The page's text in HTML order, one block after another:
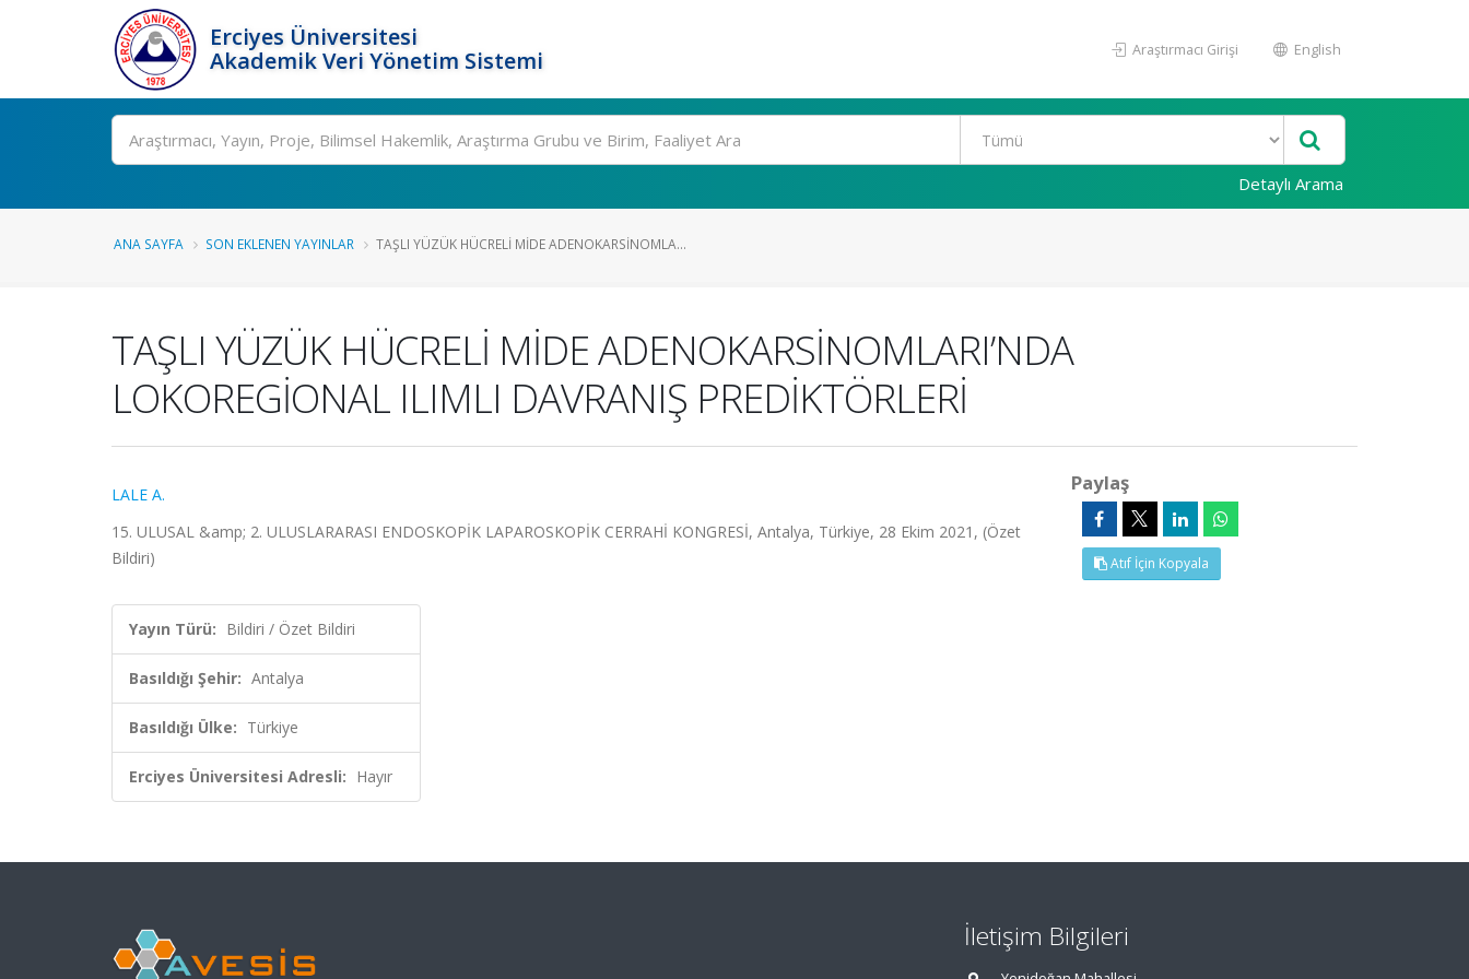
Erciyes Üniversitesi
Akademik Veri Yönetim Sistemi
Araştırmacı Girişi English
Ara
Detaylı Arama
ANA SAYFA SON EKLENEN YAYINLAR TAŞLI YÜZÜK HÜCRELİ MİDE ADENOKARSİNOMLA...
TAŞLI YÜZÜK HÜCRELİ MİDE ADENOKARSİNOMLARI’NDA
LOKOREGİONAL ILIMLI DAVRANIŞ PREDİKTÖRLERİ
LALE A.
15. ULUSAL &amp; 2. ULUSLARARASI ENDOSKOPİK LAPAROSKOPİK CERRAHİ KONGRESİ, Antalya, Türkiye, 28 Ekim 2021, (Özet
Bildiri)
Yayın Türü: Bildiri / Özet Bildiri
Basıldığı Şehir: Antalya
Basıldığı Ülke: Türkiye
Erciyes Üniversitesi Adresli: Hayır
Paylaş
Atıf İçin Kopyala
İletişim Bilgileri